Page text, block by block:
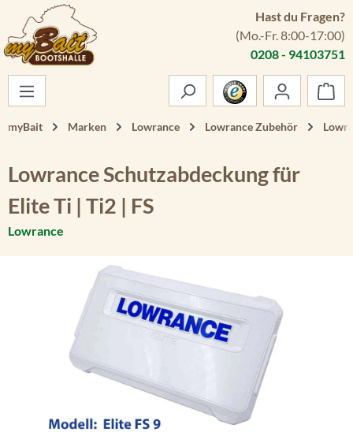
Zum Hauptinhalt springen
Hast du Fragen?
(Mo.-Fr. 8:00-17:00)
0208 - 94103751
myBait Marken Lowrance Lowrance Zubehör
Lowrance Schutzabdeckung für
Elite Ti | Ti2 | FS
Lowrance
Bildergalerie überspringen